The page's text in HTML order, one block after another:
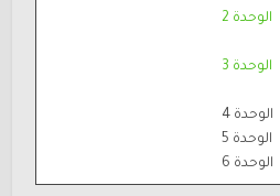
الوحدة 2
الوحدة 3
الوحدة 4
الوحدة 5
الوحدة 6